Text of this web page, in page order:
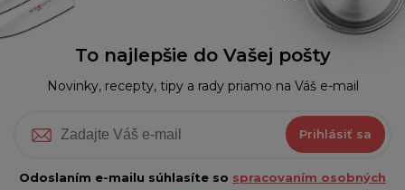
To najlepšie do Vašej pošty
Novinky, recepty, tipy a rady priamo na Váš e-mail
Prihlásiť sa
Odoslaním e-mailu súhlasíte so spracovaním osobných